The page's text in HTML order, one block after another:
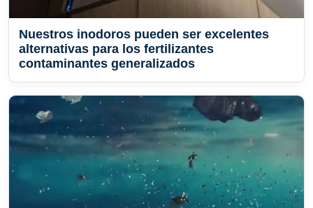
Nuestros inodoros pueden ser excelentes
alternativas para los fertilizantes
contaminantes generalizados